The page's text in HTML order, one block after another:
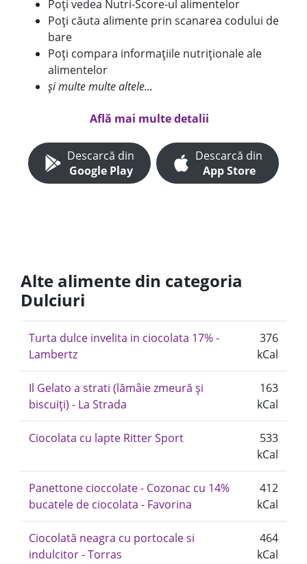
Poți vedea Nutri-Score-ul alimentelor
Poți căuta alimente prin scanarea codului de
bare
Poți compara informațiile nutriționale ale
alimentelor
și multe multe altele...
Află mai multe detalii
Descarcă din
Google Play
Descarcă din
App Store
Alte alimente din categoria
Dulciuri
Turta dulce invelita in ciocolata 17% -
Lambertz
376
kCal
Il Gelato a strati (lămâie zmeură și
biscuiți) - La Strada
163
kCal
Ciocolata cu lapte Ritter Sport
533
kCal
Panettone cioccolate - Cozonac cu 14%
bucatele de ciocolata - Favorina
412
kCal
Ciocolată neagra cu portocale si
indulcitor - Torras
464
kCal